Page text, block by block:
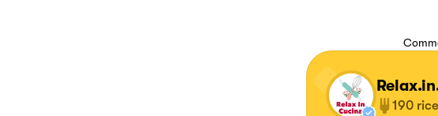
190